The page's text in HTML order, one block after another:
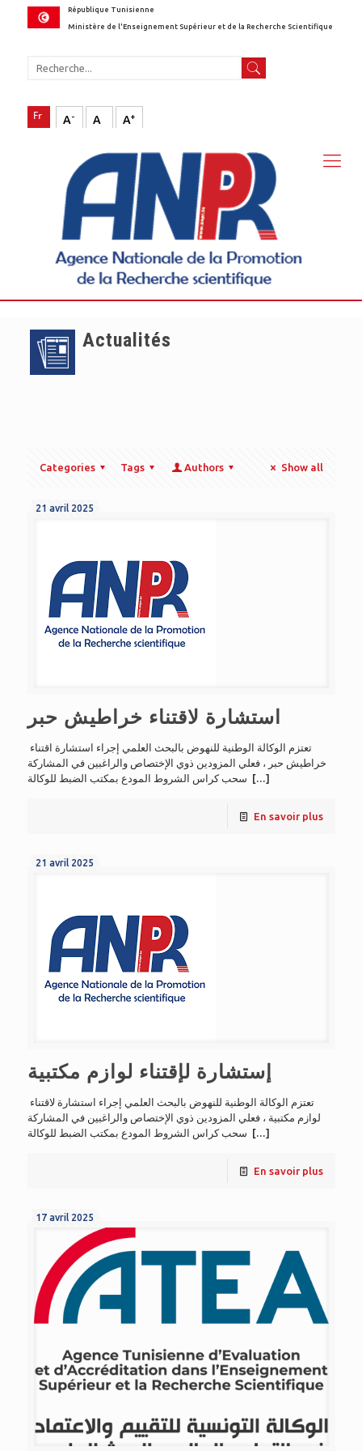
République Tunisienne
Ministère de l'Enseignement Supérieur et de la Recherche Scientifique
A- A A+
Actualités
Categories Tags Authors Show all
21 avril 2025
استشارة لاقتناء خراطيش حبر
خراطيش حبر ، فعلي المزودين ذوي الإختصاص والراغبين في المشاركة
[…]
En savoir plus
21 avril 2025
إستشارة لإقتناء لوازم مكتبية
لوازم مكتبية ، فعلي المزودين ذوي الإختصاص والراغبين في المشاركة
[…]
En savoir plus
17 avril 2025